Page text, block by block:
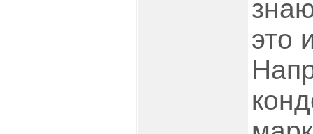
это